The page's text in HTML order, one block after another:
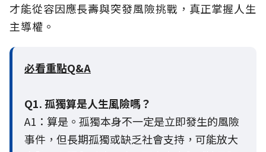
才能從容因應長壽與突發風險挑戰，真正掌握人生
主導權。
必看重點Q&A
Q1. 孤獨算是人生風險嗎？
A1：算是。孤獨本身不一定是立即發生的風險
事件，但長期孤獨或缺乏社會支持，可能放大